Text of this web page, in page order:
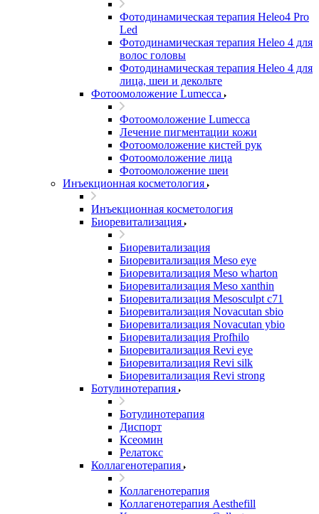
Фотодинамическая терапия Heleo4 Pro
Led
Фотодинамическая терапия Heleo 4 для
волос головы
Фотодинамическая терапия Heleo 4 для
лица, шеи и декольте
Фотоомоложение Lumecca
Фотоомоложение Lumecca
Лечение пигментации кожи
Фотоомоложение кистей рук
Фотоомоложение лица
Фотоомоложение шеи
Инъекционная косметология
Инъекционная косметология
Биоревитализация
Биоревитализация
Биоревитализация Meso eye
Биоревитализация Meso wharton
Биоревитализация Meso xanthin
Биоревитализация Mesosculpt c71
Биоревитализация Novacutan sbio
Биоревитализация Novacutan ybio
Биоревитализация Profhilo
Биоревитализация Revi eye
Биоревитализация Revi silk
Биоревитализация Revi strong
Ботулинотерапия
Ботулинотерапия
Диспорт
Ксеомин
Релатокс
Коллагенотерапия
Коллагенотерапия
Коллагенотерапия Aesthefill